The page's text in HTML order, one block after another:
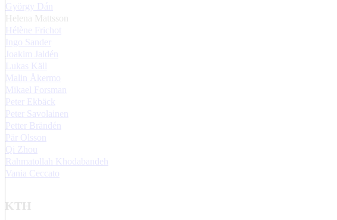
György Dán
Helena Mattsson
Hélène Frichot
Ingo Sander
Joakim Jaldén
Lukas Käll
Malin Åkermo
Mikael Forsman
Peter Ekbäck
Peter Savolainen
Petter Brändén
Pär Olsson
Qi Zhou
Rahmatollah Khodabandeh
Vania Ceccato
KTH